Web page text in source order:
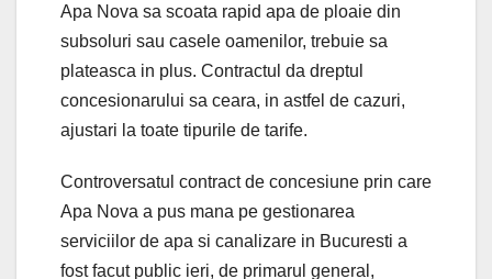
Apa Nova sa scoata rapid apa de ploaie din
subsoluri sau casele oamenilor, trebuie sa
plateasca in plus. Contractul da dreptul
concesionarului sa ceara, in astfel de cazuri,
ajustari la toate tipurile de tarife.
Controversatul contract de concesiune prin care
Apa Nova a pus mana pe gestionarea
serviciilor de apa si canalizare in Bucuresti a
fost facut public ieri, de primarul general,